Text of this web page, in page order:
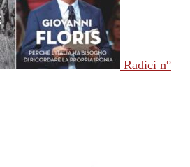
Radici n°